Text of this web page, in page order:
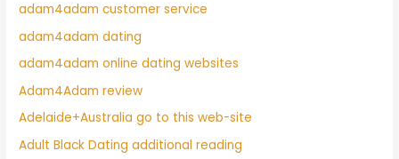
adam4adam customer service
adam4adam dating
adam4adam online dating websites
Adam4Adam review
Adelaide+Australia go to this web-site
Adult Black Dating additional reading